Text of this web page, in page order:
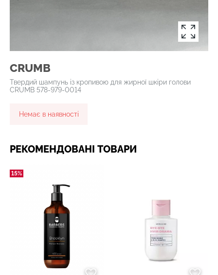
CRUMB
Твердий шампунь із кропивою для жирної шкіри голови
CRUMB 578-979-0014
Немає в наявності
РЕКОМЕНДОВАНІ ТОВАРИ
15%